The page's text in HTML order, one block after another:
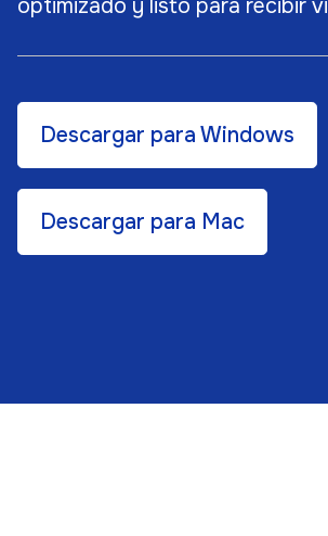
optimizado y listo para recibir
Descargar para Windows
Descargar para Mac